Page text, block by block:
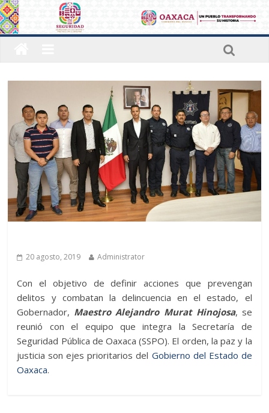
20 agosto, 2019
Administrator
Con el objetivo de definir acciones que prevengan
delitos y combatan la delincuencia en el estado, el
Gobernador, Maestro Alejandro Murat Hinojosa, se
reunió con el equipo que integra la Secretaría de
Seguridad Pública de Oaxaca (SSPO). El orden, la paz y la
justicia son ejes prioritarios del Gobierno del Estado de
Oaxaca.